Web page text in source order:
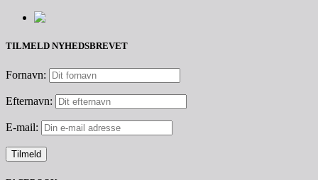
TILMELD NYHEDSBREVET
Fornavn:
Efternavn:
E-mail: